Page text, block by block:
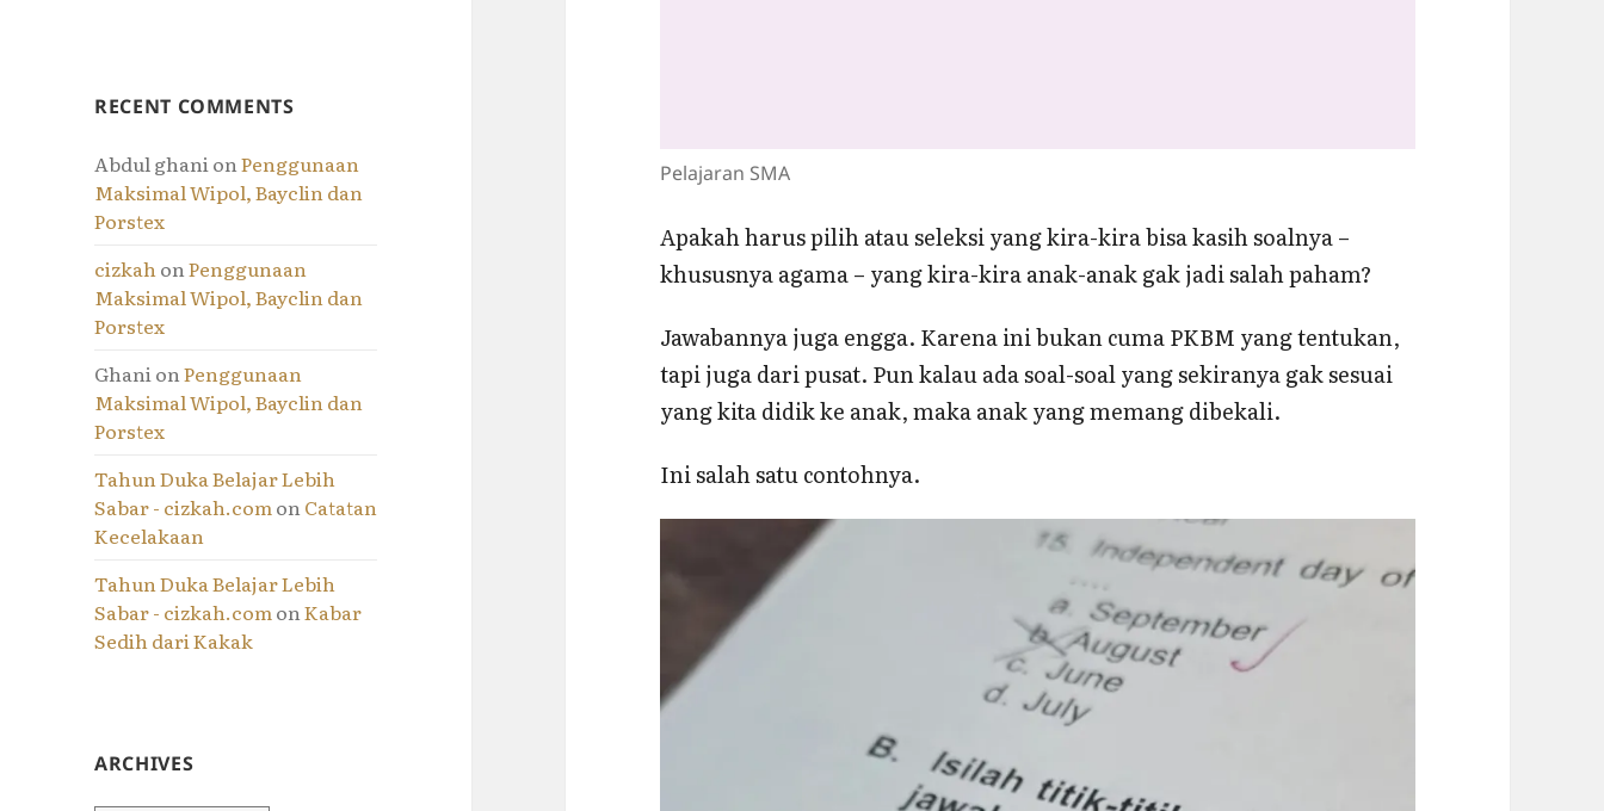
RECENT COMMENTS
Abdul ghanionPenggunaan
Maksimal Wipol, Bayclin dan
Porstex
cizkahonPenggunaan
Maksimal Wipol, Bayclin dan
Porstex
GhanionPenggunaan
Maksimal Wipol, Bayclin dan
Porstex
Tahun Duka Belajar Lebih
Sabar - cizkah.comonCatatan
Kecelakaan
Tahun Duka Belajar Lebih
Sabar - cizkah.comonKabar
Sedih dari Kakak
ARCHIVES
Pelajaran SMA
Apakah harus pilih atau seleksi yang kira-kira bisa kasih soalnya –
khususnya agama – yang kira-kira anak-anak gak jadi salah paham?
Jawabannya juga engga. Karena ini bukan cuma PKBM yang tentukan,
tapi juga dari pusat. Pun kalau ada soal-soal yang sekiranya gak sesuai
yang kita didik ke anak, maka anak yang memang dibekali.
Ini salah satu contohnya.